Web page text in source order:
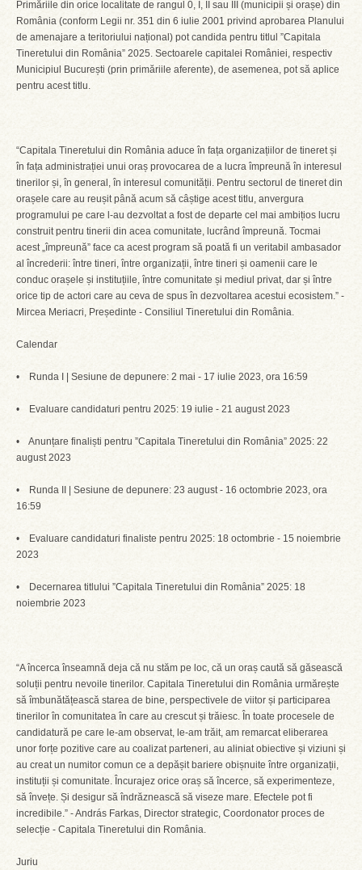
Primăriile din orice localitate de rangul 0, I, II sau III (municipii și orașe) din
România (conform Legii nr. 351 din 6 iulie 2001 privind aprobarea Planului
de amenajare a teritoriului național) pot candida pentru titlul ”Capitala
Tineretului din România” 2025. Sectoarele capitalei României, respectiv
Municipiul București (prin primăriile aferente), de asemenea, pot să aplice
pentru acest titlu.
“Capitala Tineretului din România aduce în fața organizațiilor de tineret și
în fața administrației unui oraș provocarea de a lucra împreună în interesul
tinerilor și, în general, în interesul comunității. Pentru sectorul de tineret din
orașele care au reușit până acum să câștige acest titlu, anvergura
programului pe care l-au dezvoltat a fost de departe cel mai ambițios lucru
construit pentru tinerii din acea comunitate, lucrând împreună. Tocmai
acest „împreună” face ca acest program să poată fi un veritabil ambasador
al încrederii: între tineri, între organizații, între tineri și oamenii care le
conduc orașele și instituțiile, între comunitate și mediul privat, dar și între
orice tip de actori care au ceva de spus în dezvoltarea acestui ecosistem.” -
Mircea Meriacri, Președinte - Consiliul Tineretului din România.
Calendar
• Runda I | Sesiune de depunere: 2 mai - 17 iulie 2023, ora 16:59
• Evaluare candidaturi pentru 2025: 19 iulie - 21 august 2023
• Anunțare finaliști pentru ”Capitala Tineretului din România” 2025: 22
august 2023
• Runda II | Sesiune de depunere: 23 august - 16 octombrie 2023, ora
16:59
• Evaluare candidaturi finaliste pentru 2025: 18 octombrie - 15 noiembrie
2023
• Decernarea titlului ”Capitala Tineretului din România” 2025: 18
noiembrie 2023
“A încerca înseamnă deja că nu stăm pe loc, că un oraș caută să găsească
soluții pentru nevoile tinerilor. Capitala Tineretului din România urmărește
să îmbunătățească starea de bine, perspectivele de viitor și participarea
tinerilor în comunitatea în care au crescut și trăiesc. În toate procesele de
candidatură pe care le-am observat, le-am trăit, am remarcat eliberarea
unor forțe pozitive care au coalizat parteneri, au aliniat obiective și viziuni și
au creat un numitor comun ce a depășit bariere obișnuite între organizații,
instituții și comunitate. Încurajez orice oraș să încerce, să experimenteze,
să învețe. Și desigur să îndrăznească să viseze mare. Efectele pot fi
incredibile.” - András Farkas, Director strategic, Coordonator proces de
selecție - Capitala Tineretului din România.
Juriu